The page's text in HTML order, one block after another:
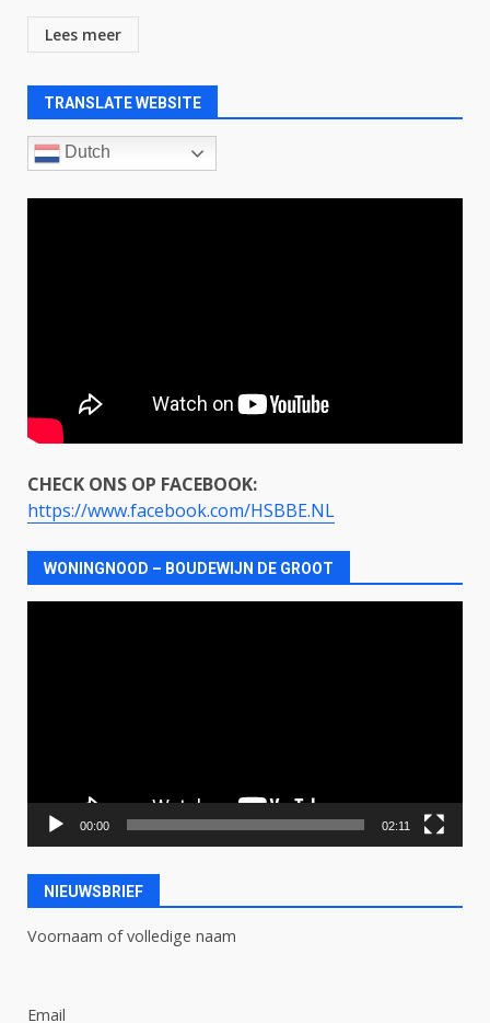
Lees meer
TRANSLATE WEBSITE
Dutch
CHECK ONS OP FACEBOOK:
https://www.facebook.com/HSBBE.NL
WONINGNOOD – BOUDEWIJN DE GROOT
00:00 02:11
NIEUWSBRIEF
Voornaam of volledige naam
Email